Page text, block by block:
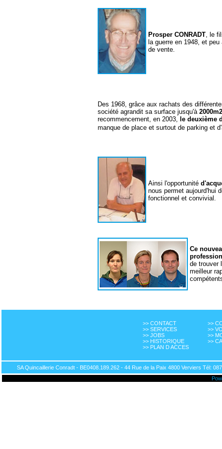
Prosper CONRADT, le
la guerre en 1948, et
de vente.
Des 1968, grâce aux rachats des
société agrandit sa surface jusqu'à 2000m2
recommencement, en 2003, le deuxième
manque de place et surtout de parking et
Ainsi l'opportunité
nous permet aujourd'hui
fonctionnel et convivial.
Ce
de trouver
meilleur
>> CONTACT
>> SERVICES
>> JOBS
>> HISTORIQUE
>> PLAN D ACCES
>>
>>
>>
>>
SA Quincaillerie Conradt - BE0408.189.262 - 44 Rue de la Paix 4800 Verviers Tél: